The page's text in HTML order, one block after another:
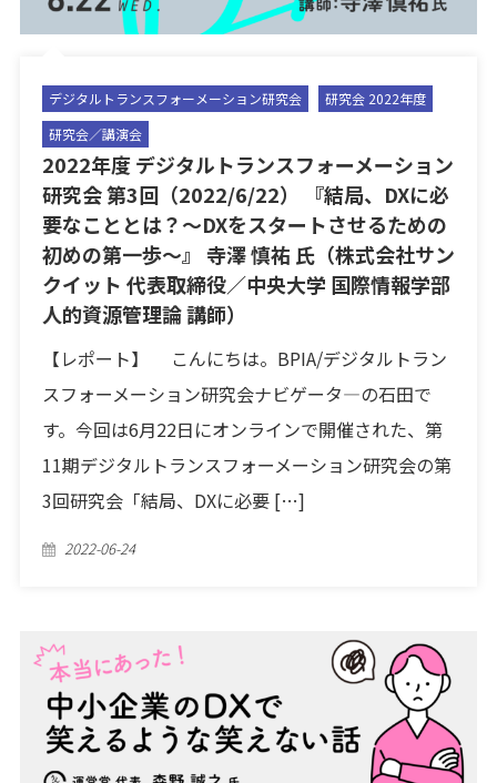
デジタルトランスフォーメーション研究会
研究会 2022年度
研究会／講演会
2022年度 デジタルトランスフォーメーション
研究会 第3回（2022/6/22） 『結局、DXに必
要なこととは？～DXをスタートさせるための
初めの第一歩～』 寺澤 慎祐 氏（株式会社サン
クイット 代表取締役／中央大学 国際情報学部
人的資源管理論 講師）
【レポート】 こんにちは。BPIA/デジタルトラン
スフォーメーション研究会ナビゲータ―の石田で
す。今回は6月22日にオンラインで開催された、第
11期デジタルトランスフォーメーション研究会の第
3回研究会「結局、DXに必要 […]
Posted
2022-06-24